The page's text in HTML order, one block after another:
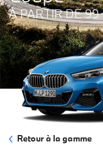
À PARTIR DE
Retour à la gamme